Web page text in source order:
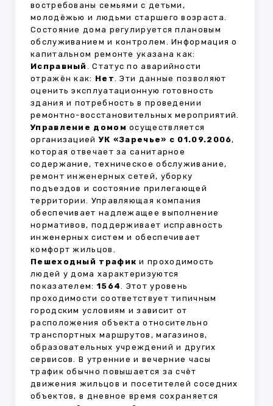
востребованы семьями с детьми,
молодёжью и людьми старшего возраста.
Состояние дома регулируется плановым
обслуживанием и контролем. Информация о
капитальном ремонте указана как:
Исправный . Статус по аварийности
отражён как: Нет. Эти данные позволяют
оценить эксплуатационную готовность
здания и потребность в проведении
ремонтно-восстановительных мероприятий.
Управление домом осуществляется
организациейУК «Заречье» с 01.09.2006,
которая отвечает за санитарное
содержание, техническое обслуживание,
ремонт инженерных сетей, уборку
подъездов и состояние прилегающей
территории. Управляющая компания
обеспечивает надлежащее выполнение
нормативов, поддерживает исправность
инженерных систем и обеспечивает
комфорт жильцов.
Пешеходный трафик и проходимость
людей у дома характеризуются
показателем: 1564. Этот уровень
проходимости соответствует типичным
городским условиям и зависит от
расположения объекта относительно
транспортных маршрутов, магазинов,
образовательных учреждений и других
сервисов. В утренние и вечерние часы
трафик обычно повышается за счёт
движения жильцов и посетителей соседних
объектов, в дневное время сохраняется